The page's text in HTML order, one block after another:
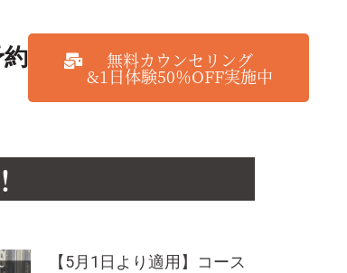
約 無料カウンセリング
&1日体験50％OFF実施中
【5月1日より適用】コース